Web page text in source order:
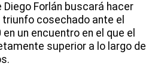
Diego Forlán buscará hacer
cosechado ante el
un encuentro en el que el
superior a lo largo de